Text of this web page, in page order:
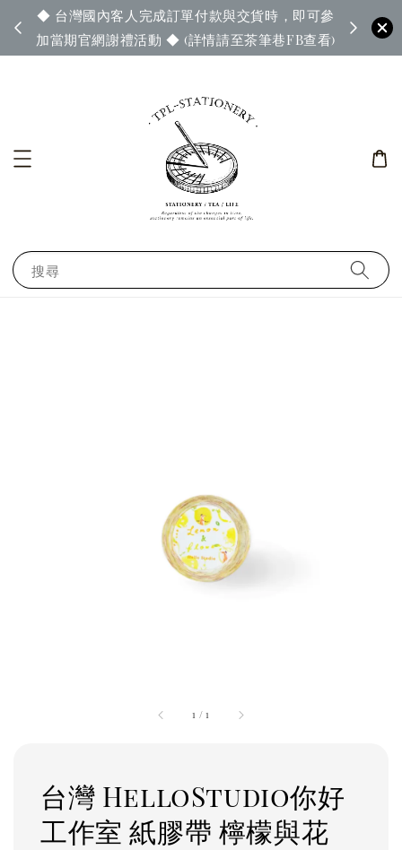
◆ 台灣國內客人完成訂單付款與交貨時，即可參
加當期官網謝禮活動 ◆ (詳情請至茶筆巷FB查看)
◆ 官
搜尋
1 /1
台灣 HelloStudio你好
工作室 紙膠帶 檸檬與花